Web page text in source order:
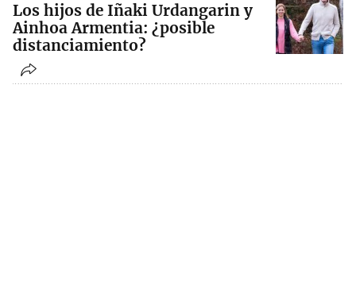
Los hijos de Iñaki Urdangarin y
Ainhoa Armentia: ¿posible
distanciamiento?